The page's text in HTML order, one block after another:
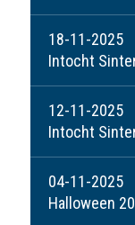
18-11-2025
Intocht
12-11-2025
Intocht
04-11-2025
Halloween